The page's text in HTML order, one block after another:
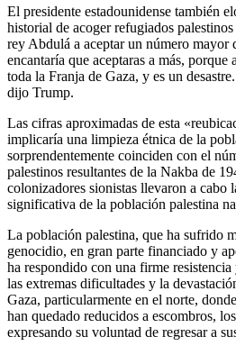
El presidente estadounidense también
historial de acoger refugiados
rey Abdulá a aceptar un número mayor
encantaría que aceptaras a más,
toda la Franja de Gaza, y es un
dijo Trump.
Las cifras aproximadas de esta
implicaría una limpieza étnica de la
sorprendentemente coinciden con el
palestinos resultantes de la Nakba de
colonizadores sionistas llevaron a cabo
significativa de la población palestina
La población palestina, que ha sufrido
genocidio, en gran parte financiado y
ha respondido con una firme
las extremas dificultades y la
Gaza, particularmente en el norte,
han quedado reducidos a escombros,
expresando su voluntad de regresar a